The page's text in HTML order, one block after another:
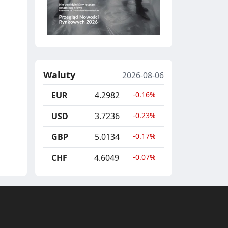
Waluty
2026-08-06
EUR
4.2982 -0.16%
USD 3.7236 -0.23%
GBP 5.0134 -0.17%
CHF 4.6049 -0.07%